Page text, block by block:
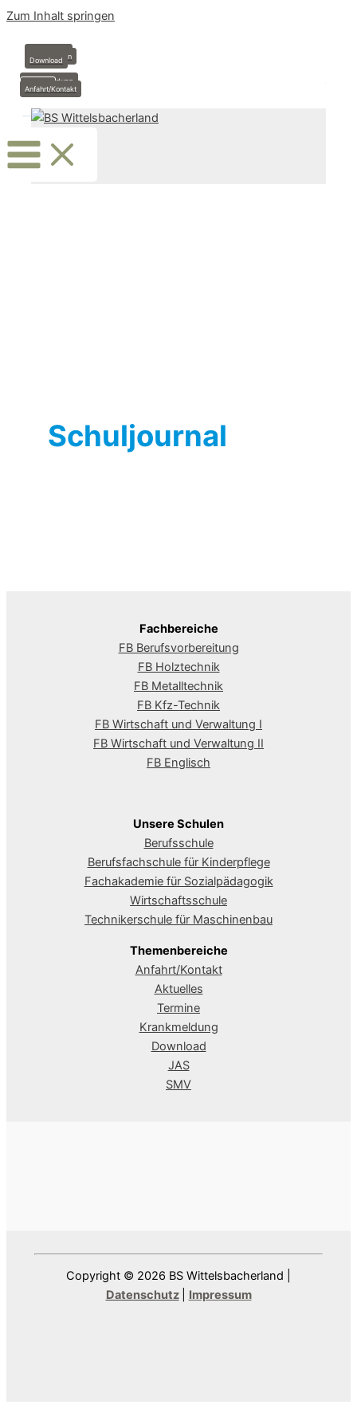
Zum Inhalt springen
Stundenplan
Download
Krankmeldung
Termine
Anfahrt/Kontakt
Schuljournal
Fachbereiche
FB Berufsvorbereitung
FB Holztechnik
FB Metalltechnik
FB Kfz-Technik
FB Wirtschaft und Verwaltung I
FB Wirtschaft und Verwaltung II
FB Englisch
Unsere Schulen
Berufsschule
Berufsfachschule für Kinderpflege
Fachakademie für Sozialpädagogik
Wirtschaftsschule
Technikerschule für Maschinenbau
Themenbereiche
Anfahrt/Kontakt
Aktuelles
Termine
Krankmeldung
Download
JAS
SMV
Copyright © 2026 BS Wittelsbacherland |
Datenschutz
Impressum